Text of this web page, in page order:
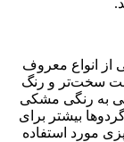
از انواع معروف
سخت‌تر و رنگ
به رنگی مشکی
بیشتر برای
مورد استفاده